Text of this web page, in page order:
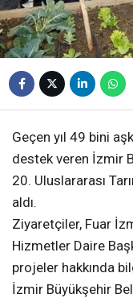
Geçen yıl 49 bini
destek veren İzmir
20. Uluslararası
aldı.
Ziyaretçiler, Fuar
Hizmetler Daire
projeler hakkında
İzmir Büyükşehir